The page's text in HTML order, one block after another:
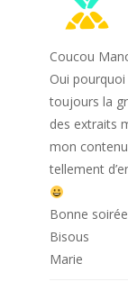
Coucou
Oui pourquoi
toujours la
des extraits
mon
tellement
Bonne soirée
Bisous
Marie